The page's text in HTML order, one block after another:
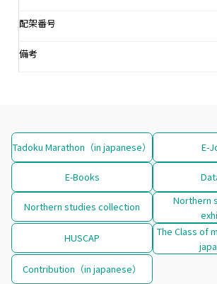
配架番号
備考
Tadoku Marathon（in japanese） E-
E-Books
Northern studies collection
Northern
HUSCAP
The Class of
Contribution（in japanese）